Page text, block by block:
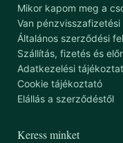
Mikor kapom meg a
Van pénzvisszafizetési
Általános szerződési
Szállítás, fizetés és
Adatkezelési
Cookie tájékoztató
Elállás a szerződéstől
Keress minket